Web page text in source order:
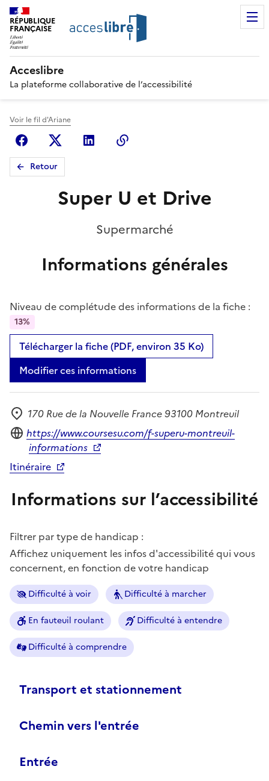
RÉPUBLIQUE
FRANÇAISE
Acceslibre
La plateforme collaborative de l’accessibilité
Voir le fil d'Ariane
FacebookX (anciennement Twitter)
Linkedin
Retour
Super U et Drive
Supermarché
Informations générales
Niveau de complétude des informations de la fiche :
13%
Télécharger la fiche (PDF, environ 35 Ko)
Modifier ces informations
Adresse
170 Rue de la Nouvelle France 93100 Montreuil
Site internet
https://www.coursesu.com/f-superu-montreuil-
informations
Itinéraire
Informations sur l’accessibilité
Filtrer par type de handicap :
Affichez uniquement les infos d'accessibilité qui vous
concernent, en fonction de votre handicap
Difficulté à voir Difficulté à marcher
En fauteuil roulant Difficulté à entendre
Difficulté à comprendre
Transport et stationnement
Chemin vers l'entrée
Entrée